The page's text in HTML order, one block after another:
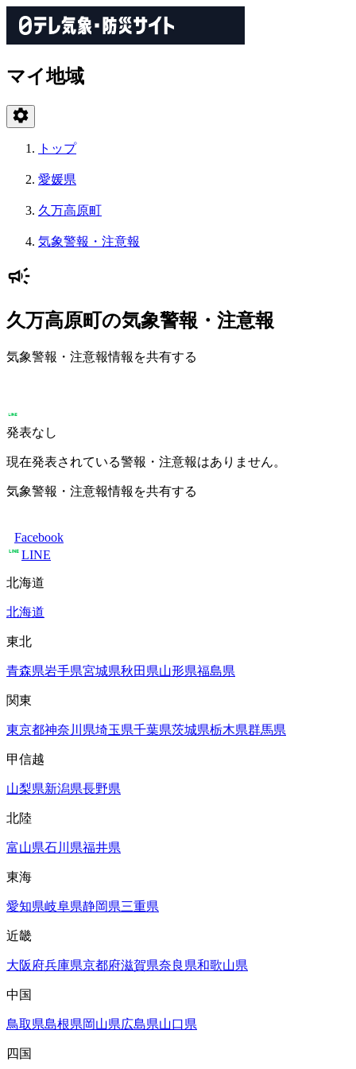
マイ地域
トップ
愛媛県
久万高原町
気象警報・注意報
久万高原町の気象警報・注意報
気象警報・注意報情報を共有する
発表なし
現在発表されている警報・注意報はありません。
気象警報・注意報情報を共有する
Facebook
LINE
北海道
北海道
東北
青森県岩手県宮城県秋田県山形県福島県
関東
東京都神奈川県埼玉県千葉県茨城県栃木県群馬県
甲信越
山梨県新潟県長野県
北陸
富山県石川県福井県
東海
愛知県岐阜県静岡県三重県
近畿
大阪府兵庫県京都府滋賀県奈良県和歌山県
中国
鳥取県島根県岡山県広島県山口県
四国